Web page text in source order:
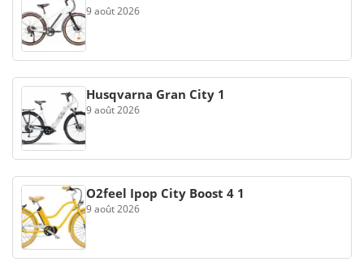
9 août 2026
Husqvarna Gran City 1
9 août 2026
O2feel Ipop City Boost 4 1
9 août 2026